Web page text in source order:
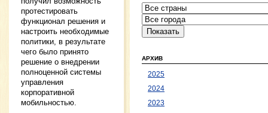
протестировать
функционал решения и
настроить необходимые
политики, в результате
чего было принято
решение о внедрении
полноценной системы
управления
корпоративной
мобильностью.
АРХИВ
2025
2024
2023